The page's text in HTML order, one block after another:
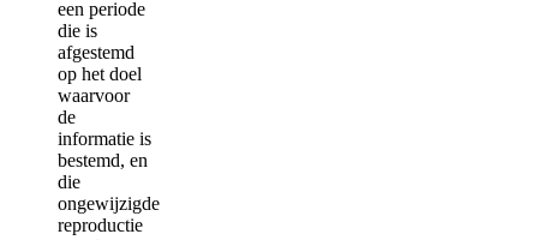
een periode
die is
afgestemd
op het doel
waarvoor
de
informatie is
bestemd, en
die
ongewijzigde
reproductie